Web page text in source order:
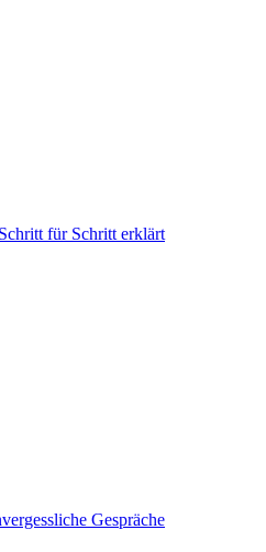
für Schritt erklärt
Gespräche